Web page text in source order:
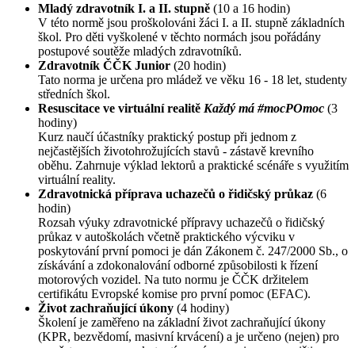
Mladý zdravotník I. a II. stupně (10 a 16 hodin)
V této normě jsou proškolováni žáci I. a II. stupně základních
škol. Pro děti vyškolené v těchto normách jsou pořádány
postupové soutěže mladých zdravotníků.
Zdravotník ČČK Junior (20 hodin)
Tato norma je určena pro mládež ve věku 16 - 18 let, studenty
středních škol.
Resuscitace ve virtuální realitě Každý má #mocPOmoc (3
hodiny)
Kurz naučí účastníky praktický postup při jednom z
nejčastějších životohrožujících stavů - zástavě krevního
oběhu. Zahrnuje výklad lektorů a praktické scénáře s využitím
virtuální reality.
Zdravotnická příprava uchazečů o řidičský průkaz (6
hodin)
Rozsah výuky zdravotnické přípravy uchazečů o řidičský
průkaz v autoškolách včetně praktického výcviku v
poskytování první pomoci je dán Zákonem č. 247/2000 Sb., o
získávání a zdokonalování odborné způsobilosti k řízení
motorových vozidel. Na tuto normu je ČČK držitelem
certifikátu Evropské komise pro první pomoc (EFAC).
Život zachraňující úkony (4 hodiny)
Školení je zaměřeno na základní život zachraňující úkony
(KPR, bezvědomí, masivní krvácení) a je určeno (nejen) pro